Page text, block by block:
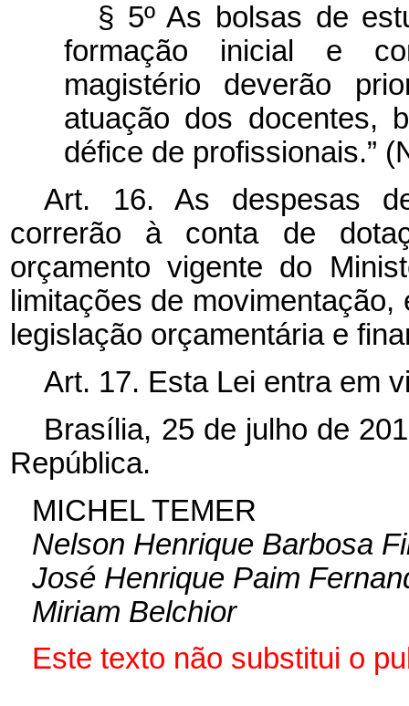
§ 5º As bolsas de
formação inicial e
magistério deverão
atuação dos docentes,
défice de profissionais.”
Art. 16. As despesas
correrão à conta de
orçamento vigente do
limitações de
legislação orçamentária e
Art. 17. Esta Lei entra em
Brasília, 25 de julho de
República.
MICHEL TEMER
Nelson Henrique Barbosa
José Henrique Paim
Miriam Belchior
Este texto não substitui o